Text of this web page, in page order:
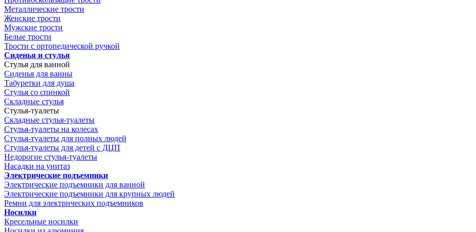
Металлические трости
Женские трости
Мужские трости
Белые трости
Трости с ортопедической ручкой
Сиденья и стулья
Стулья для ванной
Сиденья для ванны
Табуретки для душа
Стулья со спинкой
Складные стулья
Стулья-туалеты
Складные стулья-туалеты
Стулья-туалеты на колесах
Стулья-туалеты для полных людей
Стулья-туалеты для детей с ДЦП
Недорогие стулья-туалеты
Насадки на унитаз
Электрические подъемники
Электрические подъемники для ванной
Электрические подъемники для крупных людей
Ремни для электрических подъемников
Носилки
Кресельные носилки